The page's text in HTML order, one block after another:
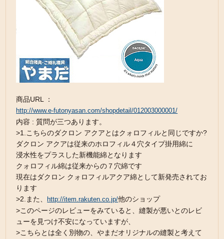
商品URL ：
http://www.e-futonyasan.com/shopdetail/012003000001/
内容 : 質問が三つあります。
>1.こちらのダクロン アクアとはクォロフィルと同じですか?
ダクロン アクアは従来のホロフィル４穴タイプ掛用綿に
浸水性をプラスした新機能綿となります
クォロフィル綿は従来からの７穴綿です
現在はダクロン クォロフィルアクア綿として新発売されてお
ります
>2.また、http://item.rakuten.co.jp/他のショップ
>このページのレビューをみていると、縫製が悪いとのレビ
ューを見つけ不安になっていますが、
>こちらとは全く別物の、やまだオリジナルの縫製と考えて